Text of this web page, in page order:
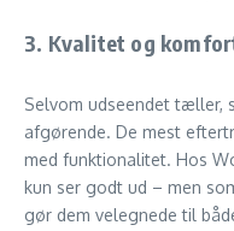
3. Kvalitet og
Selvom udseendet tæller,
afgørende. De mest
med funktionalitet. Hos
kun ser godt ud – men
gør dem velegnede til